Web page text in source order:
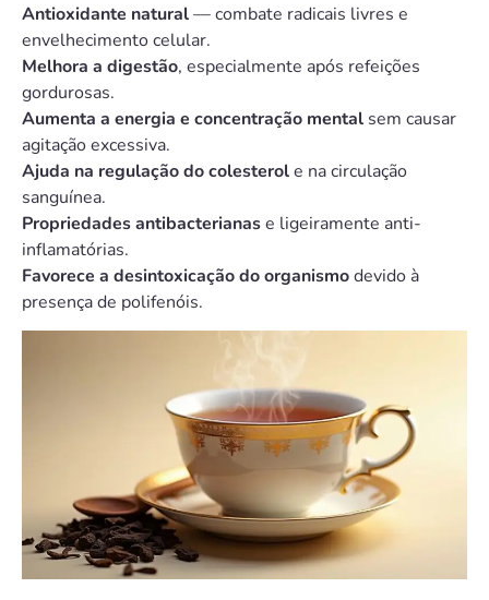
Antioxidante natural— combate radicais livres e
envelhecimento celular.
Melhora a digestão, especialmente após refeições
gordurosas.
Aumenta a energia e concentração mental sem causar
agitação excessiva.
Ajuda na regulação do colesterole na circulação
sanguínea.
Propriedades antibacterianase ligeiramente anti-
inflamatórias.
Favorece a desintoxicação do organismodevido à
presença de polifenóis.